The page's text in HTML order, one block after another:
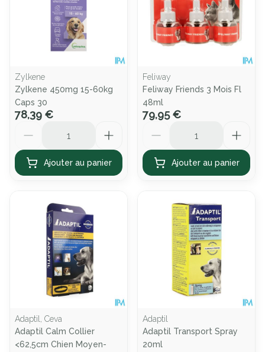
Zylkene
Zylkene 450mg 15-60kg
Caps 30
78,39 €
Ajouter au panier
Feliway
Feliway Friends 3 Mois Fl
48ml
79,95 €
Ajouter au panier
Adaptil, Ceva
Adaptil Calm Collier
<62,5cm Chien Moyen-
Adaptil
Adaptil Transport Spray
20ml